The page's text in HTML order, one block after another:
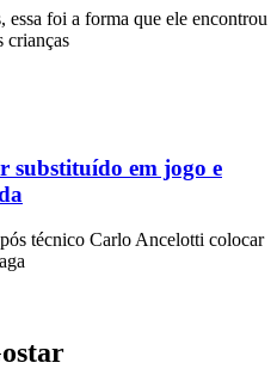
essa foi a forma que ele encontrou
crianças
substituído em jogo e
técnico Carlo Ancelotti colocar